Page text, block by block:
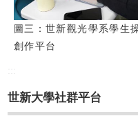
圖三：世新觀光學系學生
創作平台
世新大學社群平台